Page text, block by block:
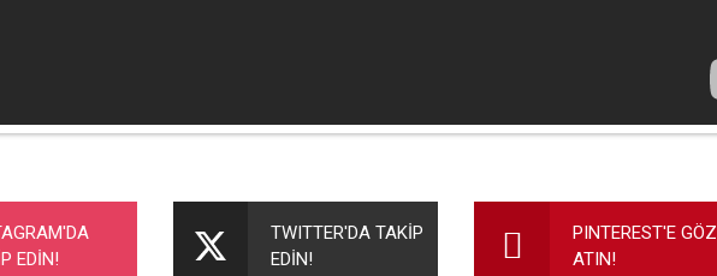
Bu ürüne ilk yorumu siz yapın!
EDİN!
TWITTER'DA TAKİP
EDİN!
PINTEREST'E GÖZ
ATIN!